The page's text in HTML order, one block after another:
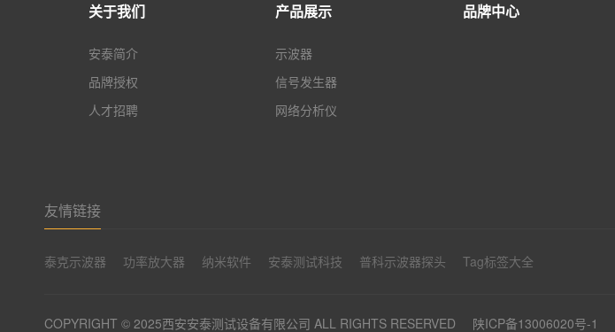
关于我们
安泰简介
品牌授权
人才招聘
产品展示
示波器
信号发生器
网络分析仪
品牌中心
友情链接
泰克示波器 功率放大器 纳米软件 安泰测试科技 普科示波器探头 Tag标签大全
COPYRIGHT © 2025西安安泰测试设备有限公司 ALL RIGHTS RESERVED 陕ICP备13006020号-1